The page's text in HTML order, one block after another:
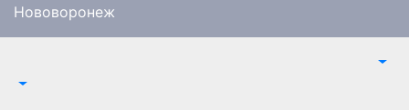
Нововоронеж